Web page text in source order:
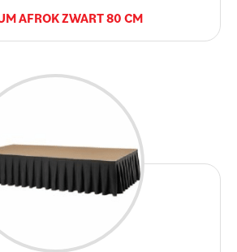
AFROK ZWART 80 CM